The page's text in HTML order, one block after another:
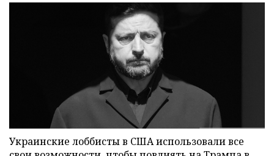
Украинские лоббисты в США использовали все